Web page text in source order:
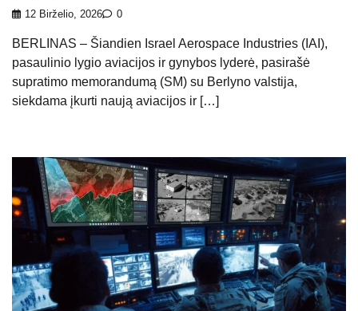
12 Birželio, 2026 0
BERLINAS – Šiandien Israel Aerospace Industries (IAI),
pasaulinio lygio aviacijos ir gynybos lyderė, pasirašė
supratimo memorandumą (SM) su Berlyno valstija,
siekdama įkurti naują aviacijos ir […]